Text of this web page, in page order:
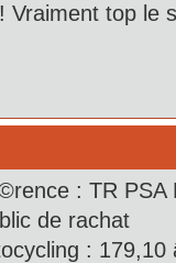
Vraiment top le
: TR PSA
de rachat
: 179,10